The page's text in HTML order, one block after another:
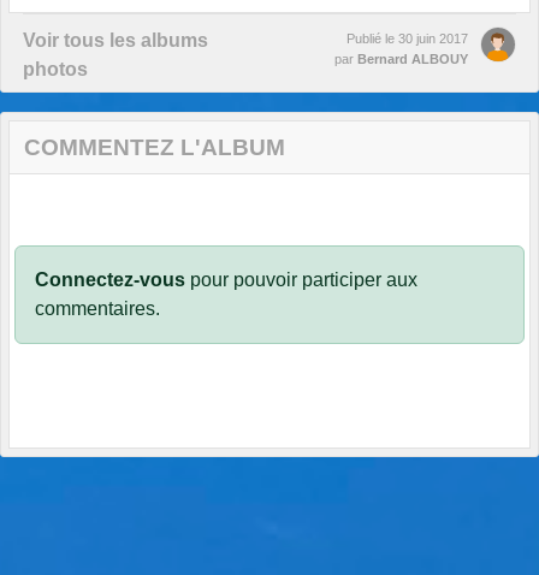
Voir tous les albums
photos
Publié le 30 juin 2017
par Bernard ALBOUY
COMMENTEZ L'ALBUM
Connectez-vous pour pouvoir participer aux
commentaires.